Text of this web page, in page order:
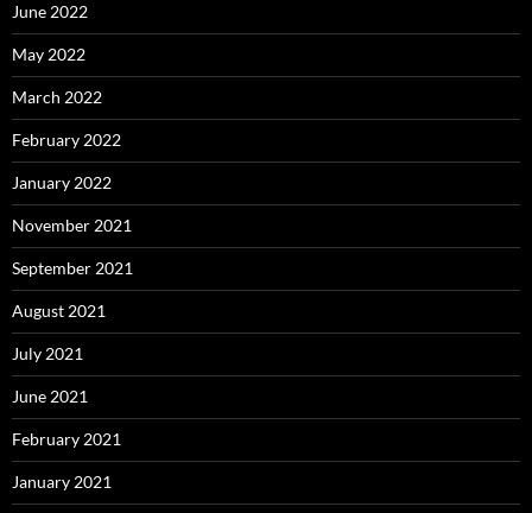
June 2022
May 2022
March 2022
February 2022
January 2022
November 2021
September 2021
August 2021
July 2021
June 2021
February 2021
January 2021